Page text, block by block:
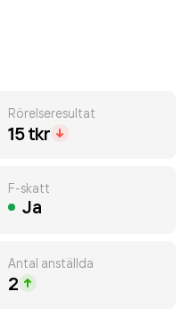
Rörelseresultat
15 tkr
F-skatt
Ja
Antal anställda
2